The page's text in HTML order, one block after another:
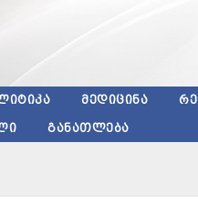
ᲛᲔᲓᲘᲪᲘᲜᲐ
ᲒᲐᲜᲐᲗᲚᲔᲑᲐ